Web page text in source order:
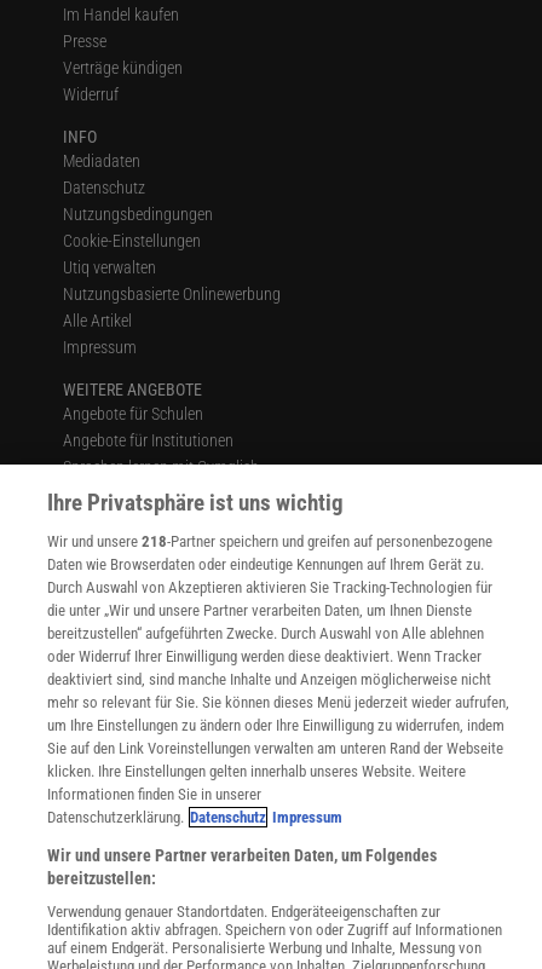
Im Handel kaufen
Presse
Verträge kündigen
Widerruf
INFO
Mediadaten
Datenschutz
Nutzungsbedingungen
Cookie-Einstellungen
Utiq verwalten
Nutzungsbasierte Onlinewerbung
Alle Artikel
Impressum
WEITERE ANGEBOTE
Angebote für Schulen
Angebote für Institutionen
Sprachen lernen mit Gymglish
Lexika
Für Spektrum schreiben
Zugänglichkeitserklärung
WEBSEITEN
KielSCN
Wissenschaft in die Schulen
SciLogs
Uns finden Sie auch hier:
Ihre Privatsphäre ist uns wichtig
Wir und unsere218-Partner speichern und greifen auf personenbezogene
Daten wie Browserdaten oder eindeutige Kennungen auf Ihrem Gerät zu.
Durch Auswahl von Akzeptieren aktivieren Sie Tracking-Technologien für
die unter „Wir und unsere Partner verarbeiten Daten, um Ihnen Dienste
bereitzustellen“ aufgeführten Zwecke. Durch Auswahl von Alle ablehnen
oder Widerruf Ihrer Einwilligung werden diese deaktiviert. Wenn Tracker
deaktiviert sind, sind manche Inhalte und Anzeigen möglicherweise nicht
mehr so relevant für Sie. Sie können dieses Menü jederzeit wieder aufrufen,
um Ihre Einstellungen zu ändern oder Ihre Einwilligung zu widerrufen, indem
Sie auf den Link Voreinstellungen verwalten am unteren Rand der Webseite
klicken. Ihre Einstellungen gelten innerhalb unseres Website. Weitere
Informationen finden Sie in unserer
Datenschutzerklärung. Datenschutz Impressum
Wir und unsere Partner verarbeiten Daten, um Folgendes
bereitzustellen:
Verwendung genauer Standortdaten. Endgeräteeigenschaften zur
Identifikation aktiv abfragen. Speichern von oder Zugriff auf Informationen
auf einem Endgerät. Personalisierte Werbung und Inhalte, Messung von